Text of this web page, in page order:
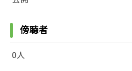
傍聴者
0人